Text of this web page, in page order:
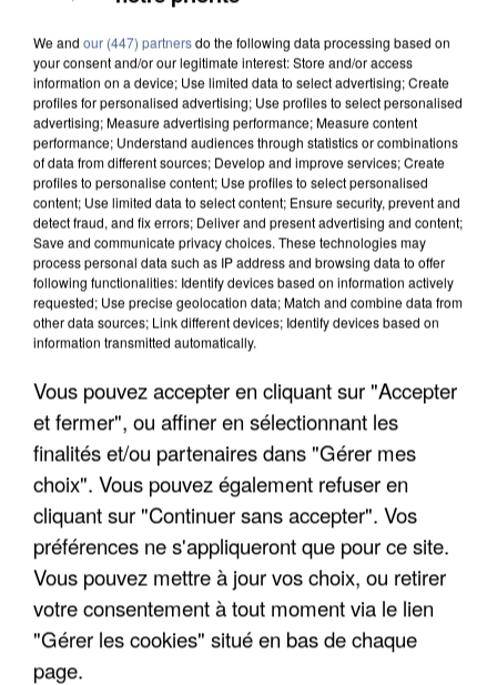
APRÈS TOUTES CES CANICULES, LES REFUGES
DE FAUNE SAUVAGE SONT...
We and our (447) partnersdo the following data processing based on
your consent and/or our legitimate interest: Store and/or access
information on a device; Use limited data to select advertising; Create
profiles for personalised advertising; Use profiles to select personalised
advertising; Measure advertising performance; Measure content
performance; Understand audiences through statistics or combinations
of data from different sources; Develop and improve services; Create
profiles to personalise content; Use profiles to select personalised
content; Use limited data to select content; Ensure security, prevent and
detect fraud, and fix errors; Deliver and present advertising and content;
Save and communicate privacy choices. These technologies may
process personal data such as IP address and browsing data to offer
following functionalities: Identify devices based on information actively
requested; Use precise geolocation data; Match and combine data from
other data sources; Link different devices; Identify devices based on
information transmitted automatically.
Vous pouvez accepter en cliquant sur "Accepter
et fermer", ou affiner en sélectionnant les
finalités et/ou partenaires dans "Gérer mes
choix". Vous pouvez également refuser en
cliquant sur "Continuer sans accepter". Vos
préférences ne s'appliqueront que pour ce site.
Vous pouvez mettre à jour vos choix, ou retirer
votre consentement à tout moment via le lien
"Gérer les cookies" situé en bas de chaque
page.